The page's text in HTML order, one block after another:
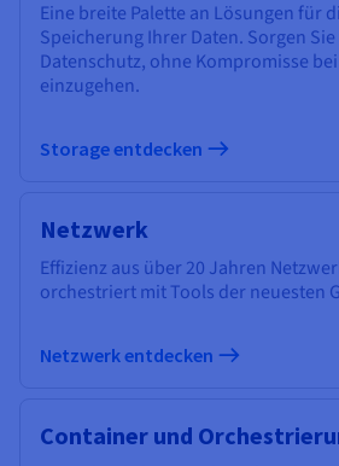
Eine breite Palette an Lösungen für
Speicherung Ihrer Daten. Sorgen
Datenschutz, ohne Kompromisse
einzugehen.
Storage entdecken
Netzwerk
Effizienz aus über 20 Jahren
orchestriert mit Tools der neuesten
Netzwerk entdecken
Container und